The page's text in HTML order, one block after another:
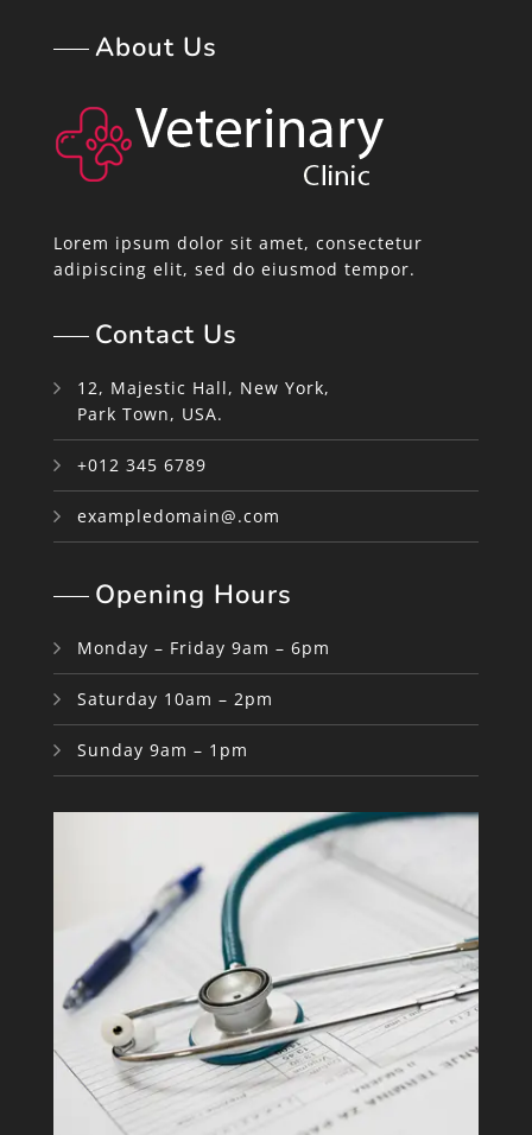
About Us
Lorem ipsum dolor sit amet, consectetur
adipiscing elit, sed do eiusmod tempor.
Contact Us
12, Majestic Hall, New York,
Park Town, USA.
+012 345 6789
exampledomain@.com
Opening Hours
Monday – Friday 9am – 6pm
Saturday 10am – 2pm
Sunday 9am – 1pm